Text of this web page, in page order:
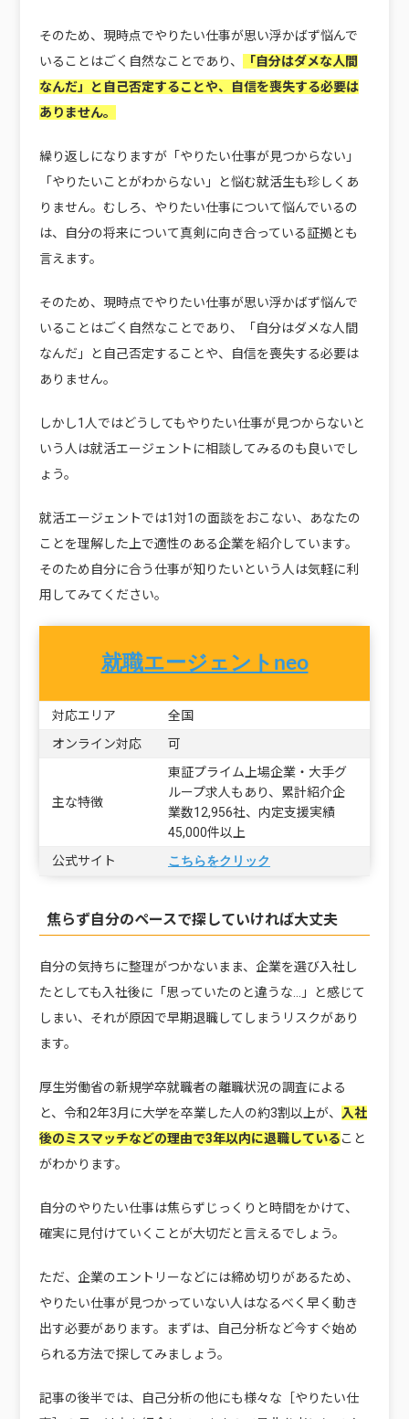
そのため、現時点でやりたい仕事が思い浮かばず悩んで
いることはごく自然なことであり、
「自分はダメな人間
なんだ」と自己否定することや、自信を喪失する必要は
ありません。
繰り返しになりますが「やりたい仕事が見つからない」
「やりたいことがわからない」と悩む就活生も珍しくあ
りません。むしろ、やりたい仕事について悩んでいるの
は、自分の将来について真剣に向き合っている証拠とも
言えます。
そのため、現時点でやりたい仕事が思い浮かばず悩んで
いることはごく自然なことであり、「自分はダメな人間
なんだ」と自己否定することや、自信を喪失する必要は
ありません。
しかし1人ではどうしてもやりたい仕事が見つからないと
いう人は就活エージェントに相談してみるのも良いでし
ょう。
就活エージェントでは1対1の面談をおこない、あなたの
ことを理解した上で適性のある企業を紹介しています。
そのため自分に合う仕事が知りたいという人は気軽に利
用してみてください。
就職エージェントneo
対応エリア
全国
オンライン対応
可
主な特徴
東証プライム上場企業・大手グ
ループ求人もあり、累計紹介企
業数12,956社、内定支援実績
45,000件以上
公式サイト
こちらをクリック
焦らず自分のペースで探していければ大丈夫
自分の気持ちに整理がつかないまま、企業を選び入社し
たとしても入社後に「思っていたのと違うな…」と感じて
しまい、それが原因で早期退職してしまうリスクがあり
ます。
厚生労働省の新規学卒就職者の離職状況の調査による
と、令和2年3月に大学を卒業した人の約3割以上が、 入社
後のミスマッチなどの理由で3年以内に退職していること
がわかります。
自分のやりたい仕事は焦らずじっくりと時間をかけて、
確実に見付けていくことが大切だと言えるでしょう。
ただ、企業のエントリーなどには締め切りがあるため、
やりたい仕事が見つかっていない人はなるべく早く動き
出す必要があります。まずは、自己分析など今すぐ始め
られる方法で探してみましょう。
記事の後半では、自己分析の他にも様々な［やりたい仕